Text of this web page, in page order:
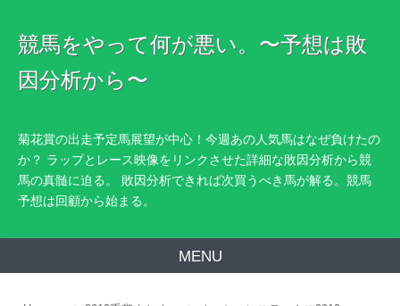
競馬をやって何が悪い。〜予想は敗
因分析から〜
菊花賞の出走予定馬展望が中心！今週あの人気馬はなぜ負けたの
か？ ラップとレース映像をリンクさせた詳細な敗因分析から競
馬の真髄に迫る。 敗因分析できれば次買うべき馬が解る。競馬
予想は回顧から始まる。
MENU